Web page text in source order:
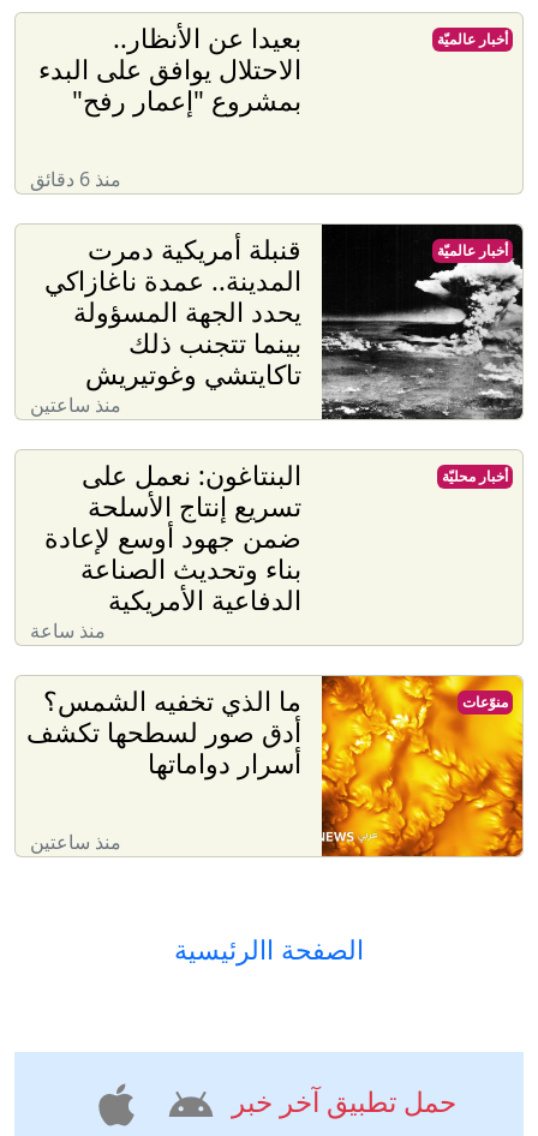
بعيدا عن الأنظار..
الاحتلال يوافق على البدء
بمشروع "إعمار رفح"
منذ 6 دقائق
أخبار عالميّة
قنبلة أمريكية دمرت
المدينة.. عمدة ناغازاكي
يحدد الجهة المسؤولة
بينما تتجنب ذلك
تاكايتشي وغوتيريش
منذ ساعتين
أخبار عالميّة
البنتاغون: نعمل على
تسريع إنتاج الأسلحة
ضمن جهود أوسع لإعادة
بناء وتحديث الصناعة
الدفاعية الأمريكية
منذ ساعة
أخبار محليّة
ما الذي تخفيه الشمس؟
أدق صور لسطحها تكشف
أسرار دواماتها
منذ ساعتين
منوّعات
الصفحة االرئيسية
حمل تطبيق آخر خبر